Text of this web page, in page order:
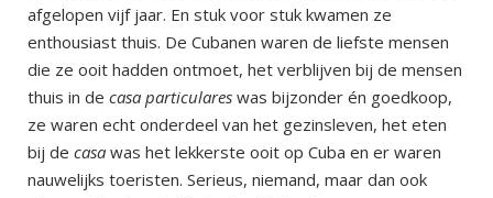
afgelopen vijf jaar. En stuk voor stuk kwamen ze
enthousiast thuis. De Cubanen waren de liefste mensen
die ze ooit hadden ontmoet, het verblijven bij de mensen
thuis in de casa particulares was bijzonder én goedkoop,
ze waren echt onderdeel van het gezinsleven, het eten
bij de casa was het lekkerste ooit op Cuba en er waren
nauwelijks toeristen. Serieus, niemand, maar dan ook